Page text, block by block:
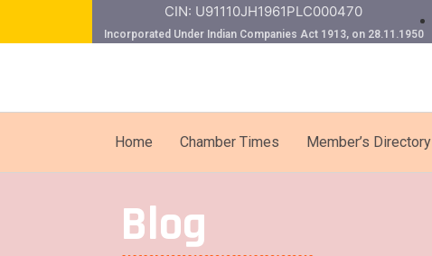
CIN: U91110JH1961PLC000470
Incorporated Under Indian Companies Act 1913, on 28.11.1950
Home Chamber Times Member’s Directory
Blog